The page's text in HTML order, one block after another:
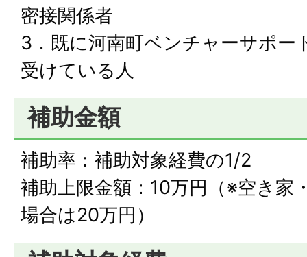
密接関係者
3．既に河南町ベンチャーサポー
受けている人
補助金額
補助率：補助対象経費の1/2
補助上限金額：10万円（※空き家
場合は20万円）